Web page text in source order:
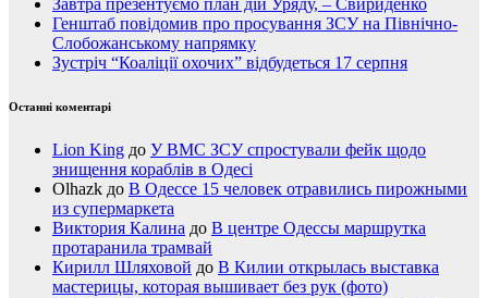
Генштаб повідомив про просування ЗСУ на Північно-
Слобожанському напрямку
Зустріч “Коаліції охочих” відбудеться 17 серпня
Останні коментарі
Lion King до У ВМС ЗСУ спростували фейк щодо
знищення кораблів в Одесі
Olhazk до В Одессе 15 человек отравились пирожными
из супермаркета
Виктория Калина до В центре Одессы маршрутка
протаранила трамвай
Кирилл Шляховой до В Килии открылась выставка
мастерицы, которая вышивает без рук (фото)